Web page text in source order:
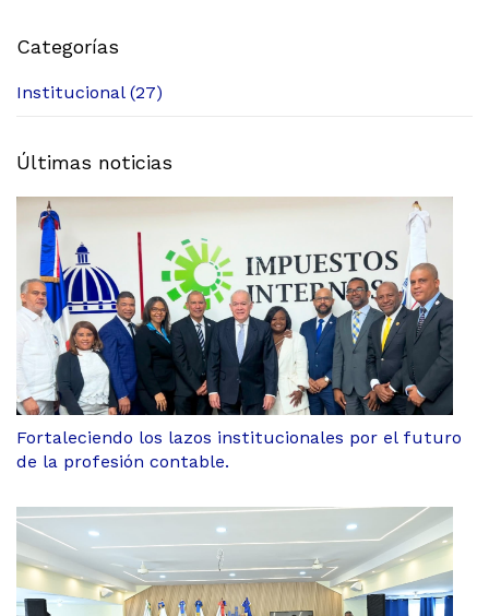
Categorías
Institucional (27)
Últimas noticias
Fortaleciendo los lazos institucionales por el futuro
de la profesión contable.